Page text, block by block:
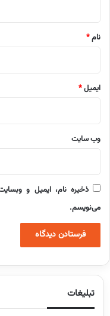
نام*
ایمیل*
وب‌ سایت
ذخیره نام، ایمیل و
می‌نویسم.
تبلیغات